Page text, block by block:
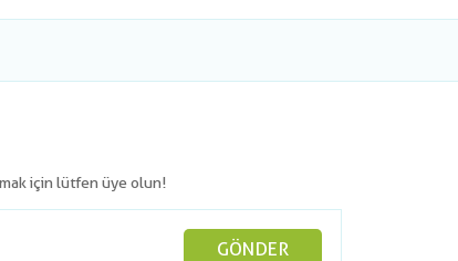
için lütfen üye olun!
GÖNDER